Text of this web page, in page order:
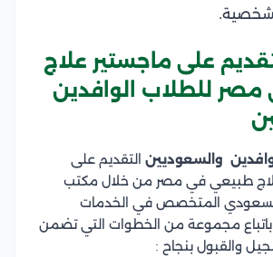
على ماجستير علاج
للطلاب الوافدين
والسعوديين التقديم على
طبيعي في مصر من خلال مكتب
المتخصص في الخدمات
باتباع مجموعة من الخطوات التي تضمن
والقبول بنجاح :